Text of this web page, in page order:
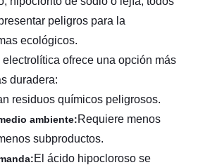
peligros para la
ecológicos.
ofrece una opción más
duradera:
residuos químicos peligrosos.
ambiente:Requiere menos
subproductos.
El ácido hipocloroso se